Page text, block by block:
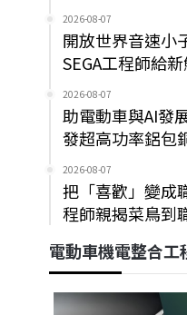
2026-08-07
開放世界音速小
SEGA工程師給
2026-08-07
助電動車與AI發
發超高功率鋁包
2026-08-07
把「喜歡」變成
程師親揭菜鳥到
電動車機電整合工